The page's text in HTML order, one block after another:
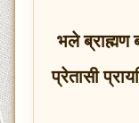
भले ब्राह्मण
प्रेतासी